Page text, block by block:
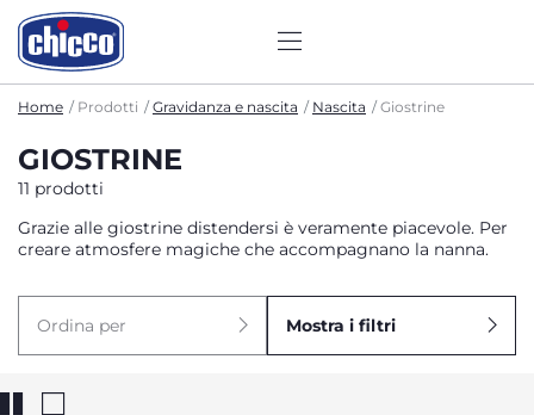
Home Prodotti Gravidanza e nascita Nascita Giostrine
GIOSTRINE
11 prodotti
Grazie alle giostrine distendersi è veramente piacevole. Per
creare atmosfere magiche che accompagnano la nanna.
Ordina per Mostra i filtri